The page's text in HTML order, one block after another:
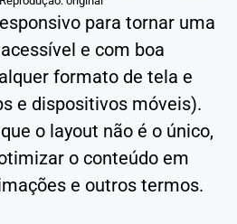
para tornar uma
e com boa
formato de tela e
e dispositivos móveis).
o layout não é o único,
o conteúdo em
e outros termos.